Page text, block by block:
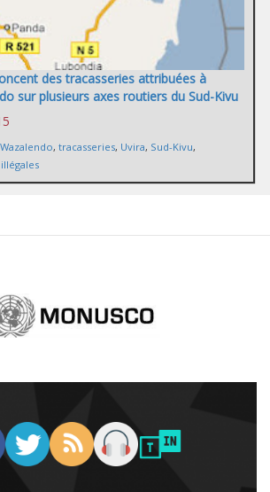
des tracasseries attribuées à
sur plusieurs axes routiers du Sud-Kivu
Wazalendo, tracasseries, Uvira, Sud-Kivu,